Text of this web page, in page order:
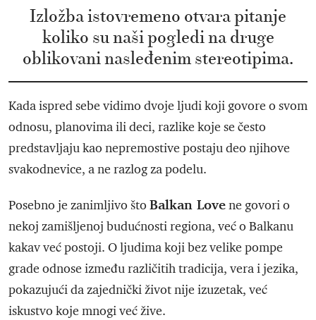
Izložba istovremeno otvara pitanje
koliko su naši pogledi na druge
oblikovani nasleđenim stereotipima.
Kada ispred sebe vidimo dvoje ljudi koji govore o svom
odnosu, planovima ili deci, razlike koje se često
predstavljaju kao nepremostive postaju deo njihove
svakodnevice, a ne razlog za podelu.
Posebno je zanimljivo što Balkan Lovene govori o
nekoj zamišljenoj budućnosti regiona, već o Balkanu
kakav već postoji. O ljudima koji bez velike pompe
grade odnose između različitih tradicija, vera i jezika,
pokazujući da zajednički život nije izuzetak, već
iskustvo koje mnogi već žive.